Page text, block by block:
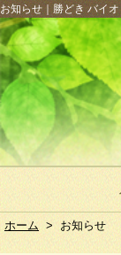
お知らせ｜勝どき バイ
ホーム > お知らせ